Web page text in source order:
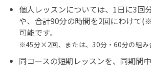
個人レッスンについては、1日に3回
や、合計90分の時間を2回にわけて
可能です。
※45分×2回、または、30分・60分の組み
同コースの短期レッスンを、同期間